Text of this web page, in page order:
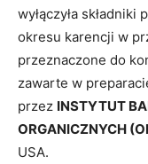
wyłączyła
okresu karencji w
przeznaczone do
zawarte w
przez INSTYTUT
ORGANICZNYCH
USA.